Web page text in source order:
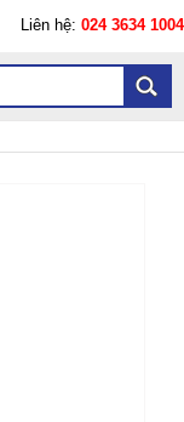
Liên hệ: 024 3634 1004